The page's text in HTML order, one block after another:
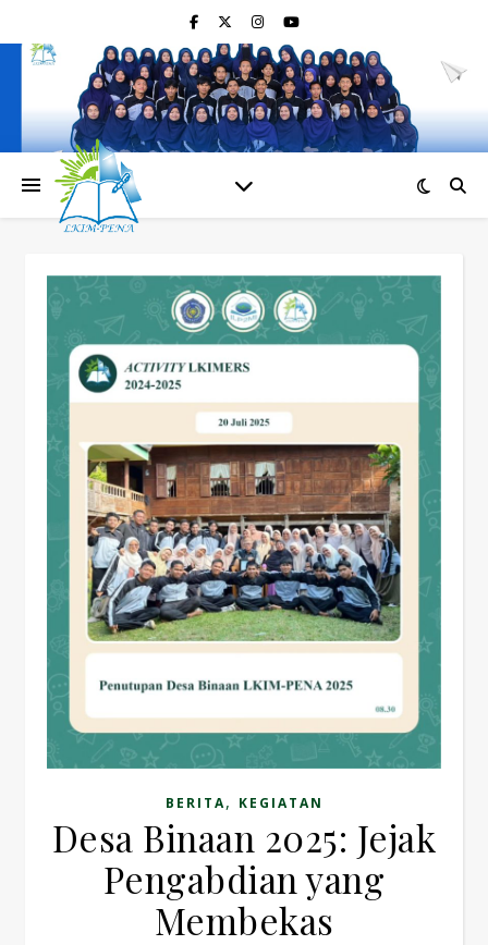
BERITA, KEGIATAN
Desa Binaan 2025: Jejak
Pengabdian yang
Membekas